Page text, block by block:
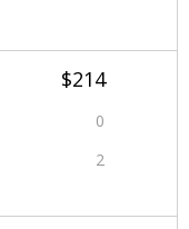
$214
0
2